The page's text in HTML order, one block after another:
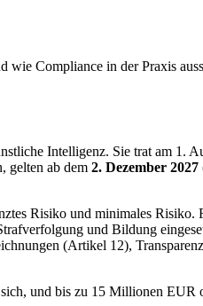
wie Compliance in der Praxis
Intelligenz. Sie trat am 1.
gelten ab dem 2. Dezember 2027
Risiko und minimales
und Bildung
(Artikel 12),
und bis zu 15 Millionen EUR